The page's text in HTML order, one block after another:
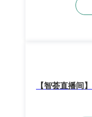
【智荟直播间